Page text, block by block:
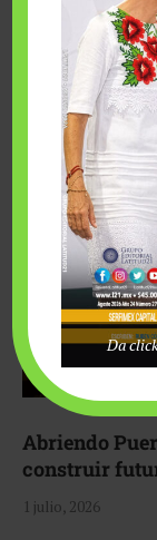
Fairmont
esfuerzos para
Abriendo
construir
1 julio, 2026
Da